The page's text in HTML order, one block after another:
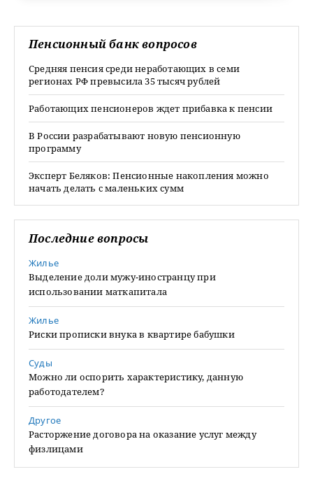
Пенсионный банк вопросов
Средняя пенсия среди неработающих в семи
регионах РФ превысила 35 тысяч рублей
Работающих пенсионеров ждет прибавка к пенсии
В России разрабатывают новую пенсионную
программу
Эксперт Беляков: Пенсионные накопления можно
начать делать с маленьких сумм
Последние вопросы
Жилье
Выделение доли мужу-иностранцу при
использовании маткапитала
Жилье
Риски прописки внука в квартире бабушки
Суды
Можно ли оспорить характеристику, данную
работодателем?
Другое
Расторжение договора на оказание услуг между
физлицами